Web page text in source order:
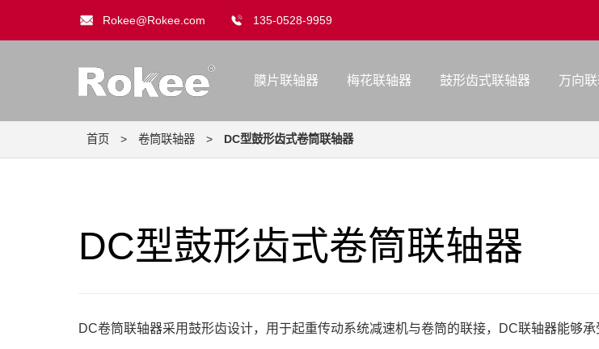
Rokee@Rokee.com 135-0528-9959
膜片联轴器 梅花联轴器 鼓形齿式联轴器 万向
首页 > 卷筒联轴器 > DC型鼓形齿式卷筒联轴器
DC型鼓形齿式卷筒联轴器
DC卷筒联轴器采用鼓形齿设计，用于起重传动系统减速机与卷筒的联接，DC联轴器能够